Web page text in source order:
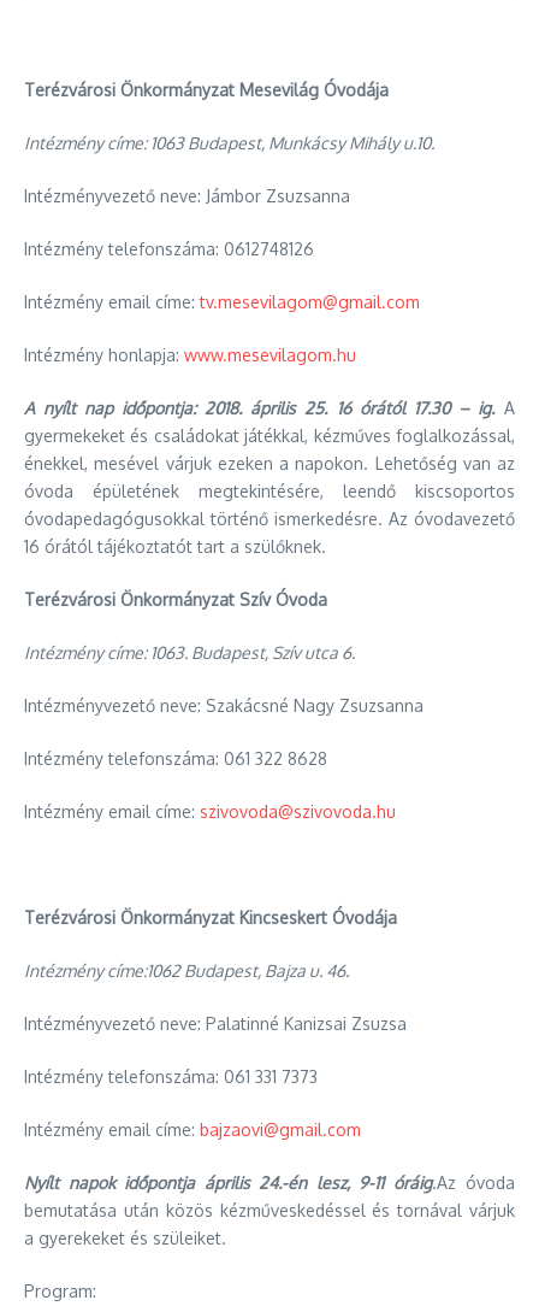
Terézvárosi Önkormányzat Mesevilág Óvodája
Intézmény címe: 1063 Budapest, Munkácsy Mihály u.10.
Intézményvezető neve: Jámbor Zsuzsanna
Intézmény telefonszáma: 0612748126
Intézmény email címe:tv.mesevilagom@gmail.com
Intézmény honlapja: www.mesevilagom.hu
A nyílt nap időpontja: 2018. április 25. 16 órától 17.30 – ig.A
gyermekeket és családokat játékkal, kézműves foglalkozással,
énekkel, mesével várjuk ezeken a napokon. Lehetőség van az
óvoda épületének megtekintésére, leendő kiscsoportos
óvodapedagógusokkal történő ismerkedésre. Az óvodavezető
16 órától tájékoztatót tart a szülőknek.
Terézvárosi Önkormányzat Szív Óvoda
Intézmény címe:1063. Budapest, Szív utca 6.
Intézményvezető neve: Szakácsné Nagy Zsuzsanna
Intézmény telefonszáma: 061 322 8628
Intézmény email címe: szivovoda@szivovoda.hu
Terézvárosi Önkormányzat Kincseskert Óvodája
Intézmény címe:1062 Budapest, Bajza u. 46.
Intézményvezető neve: Palatinné Kanizsai Zsuzsa
Intézmény telefonszáma: 061 331 7373
Intézmény email címe: bajzaovi@gmail.com
Nyílt napok időpontja április 24.-én lesz, 9-11 óráig.Az óvoda
bemutatása után közös kézműveskedéssel és tornával várjuk
a gyerekeket és szüleiket.
Program: